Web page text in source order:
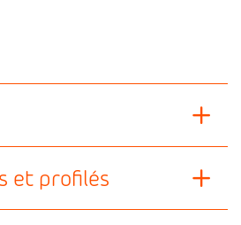
et profilés